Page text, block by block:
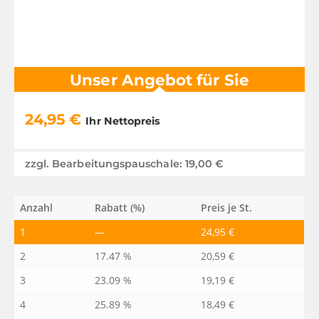
Unser Angebot für Sie
24,95€ Ihr Nettopreis
zzgl. Bearbeitungspauschale: 19,00€
Anzahl Rabatt (%)
Preis je St.
1
— 24,95 €
2
17.47 % 20,59 €
3
23.09 % 19,19 €
4
25.89 % 18,49 €